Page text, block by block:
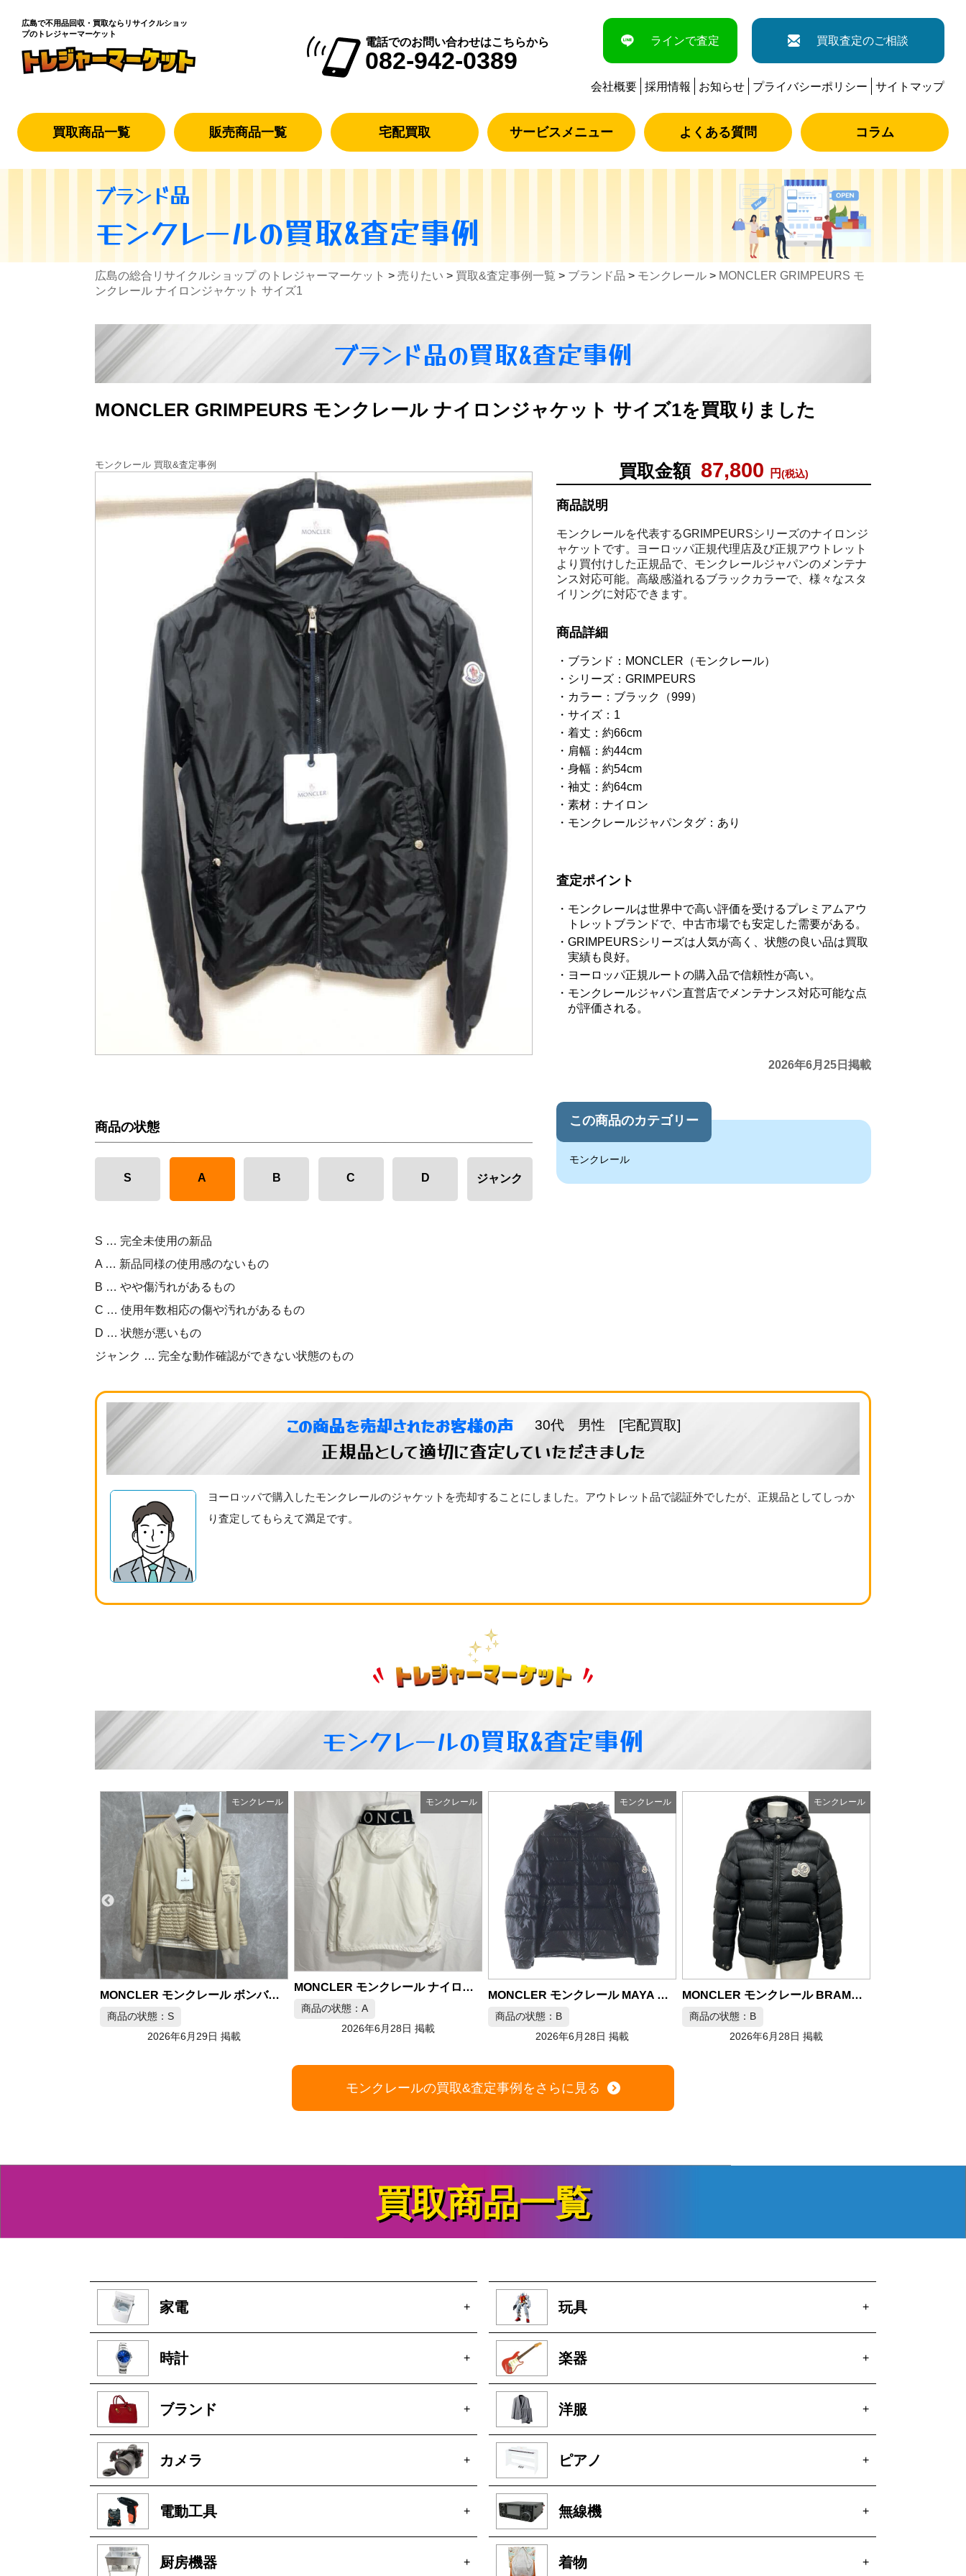
広島で不用品回収・買取なら リサイクルショッ
プのトレジャーマーケット
電話でのお問い合わせはこちらから
082-942-0389
ラインで査定 買取査定のご相談
会社概要 採用情報 お知らせ プライバシーポリシー サイトマップ
買取商品一覧 販売商品一覧 宅配買取 サービスメニュー よくある質問 コラム
ブランド品
モンクレールの買取&査定事例
広島の総合リサイクルショップ のトレジャーマーケット > 売りたい > 買取&査定事例一覧 > ブランド品 > モンクレール > MONCLER GRIMPEURS モ
ンクレール ナイロンジャケット サイズ1
ブランド品の買取&査定事例
MONCLER GRIMPEURS モンクレール ナイロンジャケット サイズ1を買取りました
買取金額 87,800 円(税込)
商品説明
モンクレールを代表するGRIMPEURSシリーズのナイロンジ
ャケットです。ヨーロッパ正規代理店及び正規アウトレット
より買付けした正規品で、モンクレールジャパンのメンテナ
ンス対応可能。高級感溢れるブラックカラーで、様々なスタ
イリングに対応できます。
商品詳細
ブランド：MONCLER（モンクレール）
シリーズ：GRIMPEURS
カラー：ブラック（999）
サイズ：1
着丈：約66cm
肩幅：約44cm
身幅：約54cm
袖丈：約64cm
素材：ナイロン
モンクレールジャパンタグ：あり
査定ポイント
モンクレールは世界中で高い評価を受けるプレミアムアウ
トレットブランドで、中古市場でも安定した需要がある。
GRIMPEURSシリーズは人気が高く、状態の良い品は買取
実績も良好。
ヨーロッパ正規ルートの購入品で信頼性が高い。
モンクレールジャパン直営店でメンテナンス対応可能な点
が評価される。
2026年6月25日掲載
この商品のカテゴリー
モンクレール
モンクレール 買取&査定事例
商品の状態
S A B C D ジャンク
S … 完全未使用の新品
A … 新品同様の使用感のないもの
B … やや傷汚れがあるもの
C … 使用年数相応の傷や汚れがあるもの
D … 状態が悪いもの
ジャンク … 完全な動作確認ができない状態のもの
この商品を売却されたお客様の声 30代 男性 [宅配買取]
正規品として適切に査定していただきました
ヨーロッパで購入したモンクレールのジャケットを売却することにしました。アウトレット品で認証外でしたが、正規品としてしっか
り査定してもらえて満足です。
モンクレールの買取&査定事例
モンクレール モンクレール
商品の状態：B
2026年6月28日 掲載
モンクレール
MONCLER モンクレール BRAMANT ダウンジャケット サイズ2
商品の状態：B
2026年6月28日 掲載
モンクレール
モンクレール MONCLER トートバッグ ナイロン ブラック メンズ
商品の状態：S
2026年6月28日 掲載
モンクレールの買取&査定事例をさらに見る
買取商品一覧
家電 +
時計 +
ブランド +
カメラ +
電動工具 +
厨房機器 +
玩具 +
楽器 +
洋服 +
ピアノ +
無線機 +
着物 +